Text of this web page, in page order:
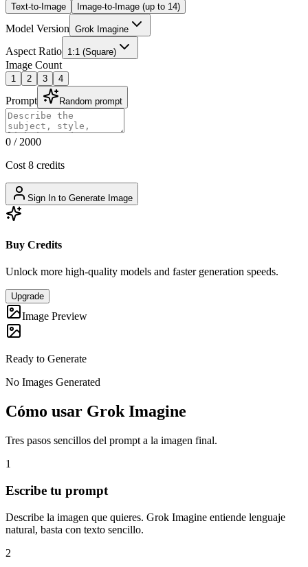
Text-to-Image Image-to-Image (up to 14)
Model Version Grok Imagine
Aspect Ratio 1:1 (Square)
Image Count
1 2 3 4
Prompt Random prompt
0 / 2000
Cost 8 credits
Sign In to Generate Image
Buy Credits
Unlock more high-quality models and faster generation speeds.
Upgrade
Image Preview
Ready to Generate
No Images Generated
Cómo usar Grok Imagine
Tres pasos sencillos del prompt a la imagen final.
1
Escribe tu prompt
Describe la imagen que quieres. Grok Imagine entiende lenguaje
natural, basta con texto sencillo.
2